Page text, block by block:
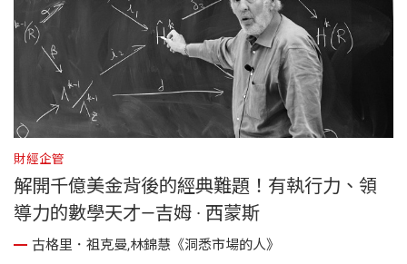
財經企管
解開千億美金背後的經典難題！有執行力、領
導力的數學天才—吉姆 · 西蒙斯
古格里．祖克曼,林錦慧《洞悉市場的人》